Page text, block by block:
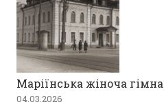
Маріїнська жіноча
04.03.2026